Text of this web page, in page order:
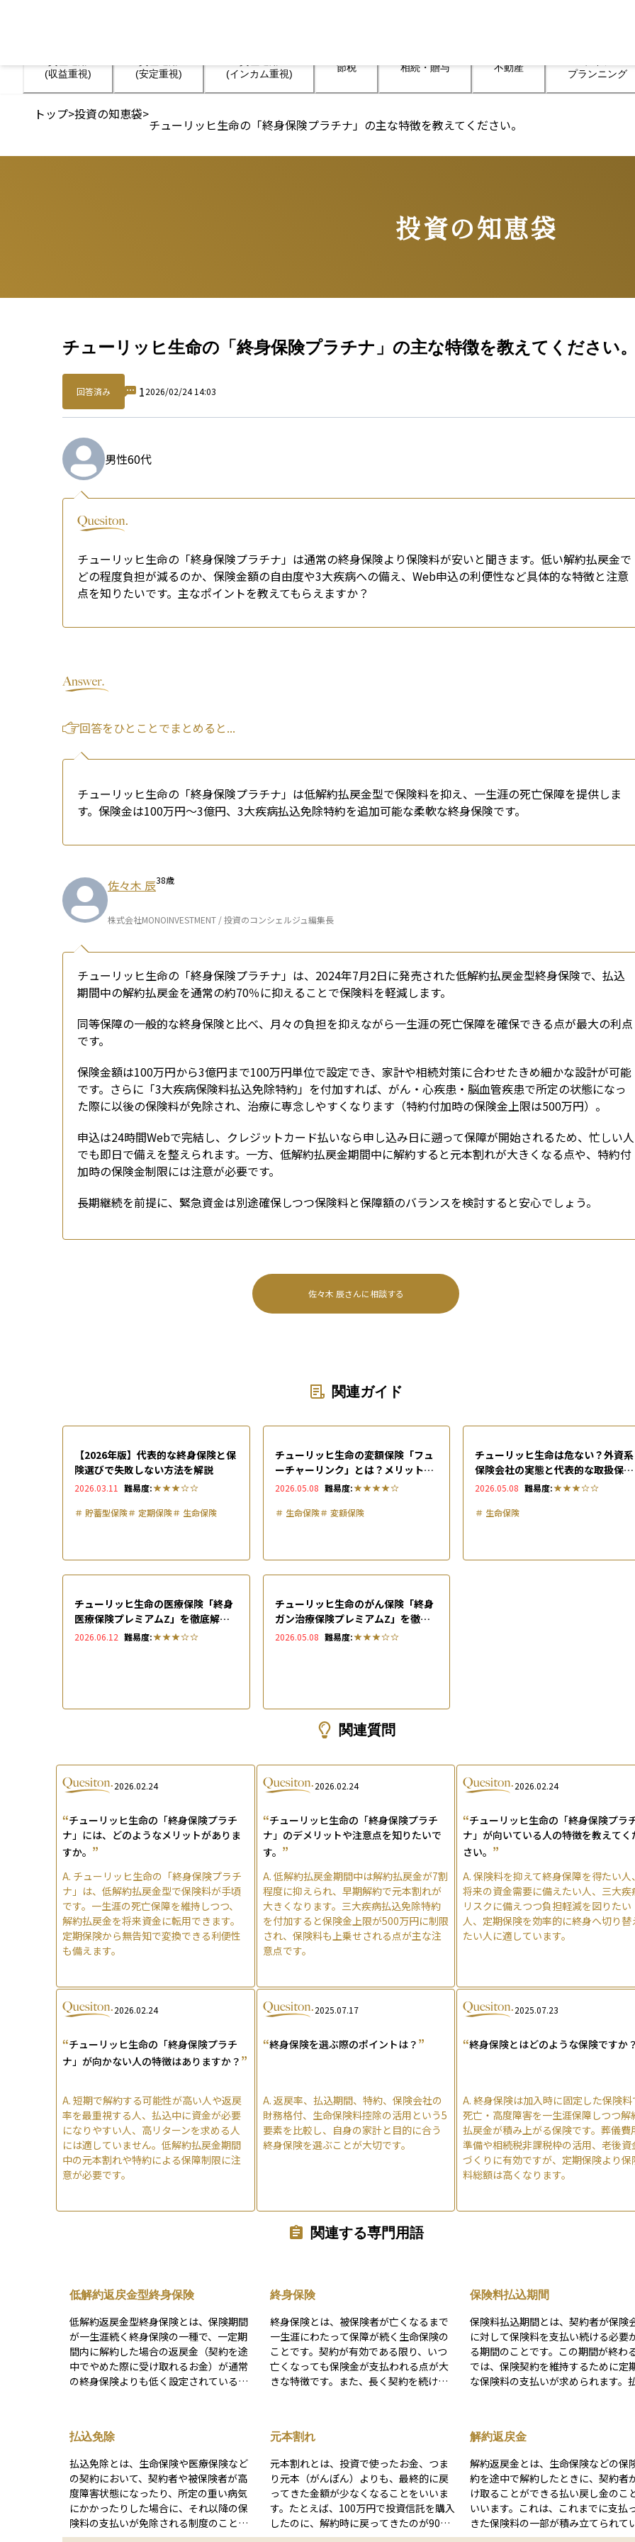
(収益重視)
(安定重視)
(インカム重視)
節税 相続・贈与 不動産
プランニング
トップ>投資の知恵袋>
チューリッヒ生命の「終身保険プラチナ」の主な特徴を教えてください。
投資の知恵袋
チューリッヒ生命の「終身保険プラチナ」の主な特徴を教えてください。
回答済み 12026/02/24 14:03
男性60代
チューリッヒ生命の「終身保険プラチナ」は通常の終身保険より保険料が安いと聞きます。低い解約払戻金で
どの程度負担が減るのか、保険金額の自由度や3大疾病への備え、Web申込の利便性など具体的な特徴と注意
点を知りたいです。主なポイントを教えてもらえますか？
回答をひとことでまとめると...
チューリッヒ生命の「終身保険プラチナ」は低解約払戻金型で保険料を抑え、一生涯の死亡保障を提供しま
す。保険金は100万円〜3億円、3大疾病払込免除特約を追加可能な柔軟な終身保険です。
佐々木 辰38歳
株式会社MONOINVESTMENT / 投資のコンシェルジュ編集長
チューリッヒ生命の「終身保険プラチナ」は、2024年7月2日に発売された低解約払戻金型終身保険で、払込
期間中の解約払戻金を通常の約70％に抑えることで保険料を軽減します。
同等保障の一般的な終身保険と比べ、月々の負担を抑えながら一生涯の死亡保障を確保できる点が最大の利点
です。
保険金額は100万円から3億円まで100万円単位で設定でき、家計や相続対策に合わせたきめ細かな設計が可能
です。さらに「3大疾病保険料払込免除特約」を付加すれば、がん・心疾患・脳血管疾患で所定の状態になっ
た際に以後の保険料が免除され、治療に専念しやすくなります（特約付加時の保険金上限は500万円）。
申込は24時間Webで完結し、クレジットカード払いなら申し込み日に遡って保障が開始されるため、忙しい人
でも即日で備えを整えられます。一方、低解約払戻金期間中に解約すると元本割れが大きくなる点や、特約付
加時の保険金制限には注意が必要です。
長期継続を前提に、緊急資金は別途確保しつつ保険料と保障額のバランスを検討すると安心でしょう。
佐々木 辰さんに相談する
関連ガイド
【2026年版】代表的な終身保険と保
険選びで失敗しない方法を解説
2026.03.11 難易度:
＃ 貯蓄型保険＃ 定期保険＃ 生命保険
チューリッヒ生命の変額保険「フュ
ーチャーリンク」とは？メリット・
デメリット、評判を徹底解説
2026.05.08 難易度:
＃ 生命保険＃ 変額保険
チューリッヒ生命は危ない？外資系
保険会社の実態と代表的な取扱保険
商品を解説
2026.05.08 難易度:
＃ 生命保険
チューリッヒ生命の医療保険「終身
医療保険プレミアムZ」を徹底解
説！メリットや向いている人の特
2026.06.12 難易度:
チューリッヒ生命のがん保険「終身
ガン治療保険プレミアムZ」を徹底
解説！特徴やメリット、評判・口コ
2026.05.08 難易度:
関連質問
2026.02.24
“チューリッヒ生命の「終身保険プラチ
ナ」には、どのようなメリットがありま
すか。 ”
A. チューリッヒ生命の「終身保険プラチ
ナ」は、低解約払戻金型で保険料が手頃
です。一生涯の死亡保障を維持しつつ、
解約払戻金を将来資金に転用できます。
定期保険から無告知で変換できる利便性
も備えます。
2026.02.24
“チューリッヒ生命の「終身保険プラチ
ナ」のデメリットや注意点を知りたいで
す。 ”
A. 低解約払戻金期間中は解約払戻金が7割
程度に抑えられ、早期解約で元本割れが
大きくなります。三大疾病払込免除特約
を付加すると保険金上限が500万円に制限
され、保険料も上乗せされる点が主な注
意点です。
2026.02.24
“チューリッヒ生命の「終身保険プラ
ナ」が向いている人の特徴を教えてく
さい。 ”
A.保険料を抑えて終身保障を得たい人、
将来の資金需要に備えたい人、三大疾
リスクに備えつつ負担軽減を図りたい
人、定期保険を効率的に終身へ切り替
たい人に適しています。
2026.02.24
“チューリッヒ生命の「終身保険プラチ
ナ」が向かない人の特徴はありますか？ ”
A. 短期で解約する可能性が高い人や返戻
率を最重視する人、払込中に資金が必要
になりやすい人、高リターンを求める人
には適していません。低解約払戻金期間
中の元本割れや特約による保障制限に注
意が必要です。
2025.07.17
“終身保険を選ぶ際のポイントは？ ”
A. 返戻率、払込期間、特約、保険会社の
財務格付、生命保険料控除の活用という5
要素を比較し、自身の家計と目的に合う
終身保険を選ぶことが大切です。
2025.07.23
“終身保険とはどのような保険ですか？
A.終身保険は加入時に固定した保険料
死亡・高度障害を一生涯保障しつつ解
払戻金が積み上がる保険です。葬儀費
準備や相続税非課税枠の活用、老後資
づくりに有効ですが、定期保険より保
料総額は高くなります。
関連する専門用語
低解約返戻金型終身保険
低解約返戻金型終身保険とは、保険期間
が一生涯続く終身保険の一種で、一定期
間内に解約した場合の返戻金（契約を途
中でやめた際に受け取れるお金）が通常
の終身保険よりも低く設定されている保
中解約による支出が少ないため、その分
保険料を割安にすることができるという
メリットがあります。短期間で解約する
と大きく元本割れしてしまうため、長期
的な保障や資産形成を目的とした人向け
の商品です。終身保障がありながら、支
払い負担を抑えたいという人に選ばれる
終身保険
終身保険とは、被保険者が亡くなるまで
一生涯にわたって保障が続く生命保険の
ことです。契約が有効である限り、いつ
亡くなっても保険金が支払われる点が大
きな特徴です。また、長く契約を続ける
しても利用されます。 保険料は一定期間
ものなど、契約によってさまざまです。
遺族への経済的保障を目的に契約される
ことが多く、老後の資金準備や相続対策
としても活用されます。途中で解約する
と、払い込んだ金額よりも少ない返戻金
保険料払込期間
保険料払込期間とは、契約者が保険
に対して保険料を支払い続ける必要
る期間のことです。この期間が終わ
では、保険契約を維持するために定
な保険料の支払いが求められます。
を終えるタイプがあります。 有期払いの
することが多く、将来の支出を軽減
目的で選ばれることもあります。一方
で、払込期間が短いほど、月々の保
は高くなる傾向があります。保険を
際には、保障内容だけでなく、支払い
払込免除
払込免除とは、生命保険や医療保険など
の契約において、契約者や被保険者が高
度障害状態になったり、所定の重い病気
にかかったりした場合に、それ以降の保
険料の支払いが免除される制度のことを
指します。免除されたあとも、保険契約
元本割れ
元本割れとは、投資で使ったお金、つま
り元本（がんぽん）よりも、最終的に戻
ってきた金額が少なくなることをいいま
す。たとえば、100万円で投資信託を購入
したのに、解約時に戻ってきたのが90万
円だった場合、この差額10万円が損失で
解約返戻金
解約返戻金とは、生命保険などの保
約を途中で解約したときに、契約者
け取ることができる払い戻し金のこ
いいます。これは、これまでに支払
きた保険料の一部が積み立てられて
ものから、保険会社の手数料や運用